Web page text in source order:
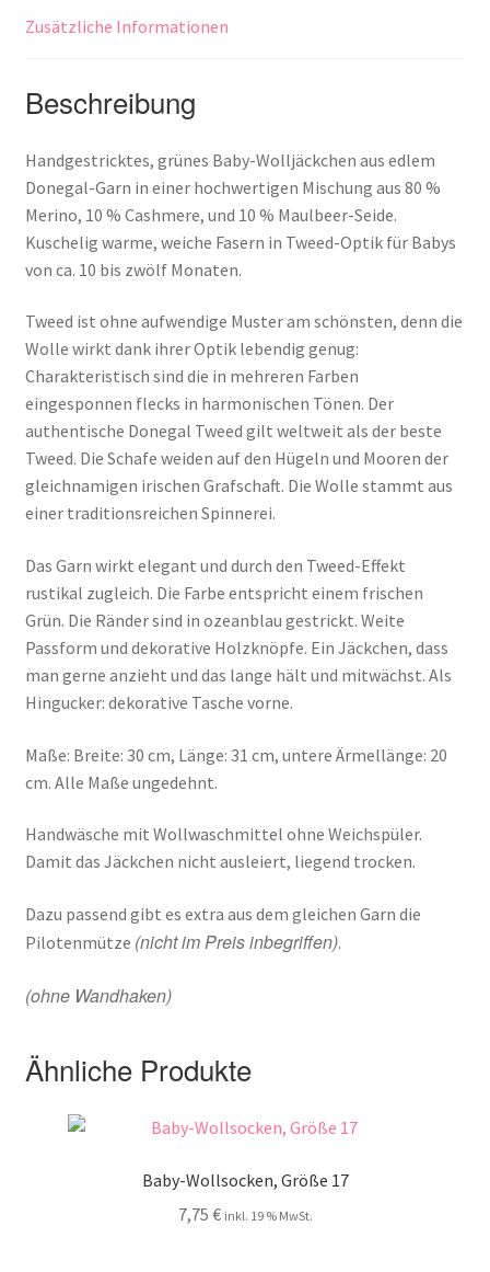
Zusätzliche Informationen
Beschreibung
Handgestricktes, grünes Baby-Wolljäckchen aus edlem
Donegal-Garn in einer hochwertigen Mischung aus 80 %
Merino, 10 % Cashmere, und 10 % Maulbeer-Seide.
Kuschelig warme, weiche Fasern in Tweed-Optik für Babys
von ca. 10 bis zwölf Monaten.
Tweed ist ohne aufwendige Muster am schönsten, denn die
Wolle wirkt dank ihrer Optik lebendig genug:
Charakteristisch sind die in mehreren Farben
eingesponnen flecks in harmonischen Tönen. Der
authentische Donegal Tweed gilt weltweit als der beste
Tweed. Die Schafe weiden auf den Hügeln und Mooren der
gleichnamigen irischen Grafschaft. Die Wolle stammt aus
einer traditionsreichen Spinnerei.
Das Garn wirkt elegant und durch den Tweed-Effekt
rustikal zugleich. Die Farbe entspricht einem frischen
Grün. Die Ränder sind in ozeanblau gestrickt. Weite
Passform und dekorative Holzknöpfe. Ein Jäckchen, dass
man gerne anzieht und das lange hält und mitwächst. Als
Hingucker: dekorative Tasche vorne.
Maße: Breite: 30 cm, Länge: 31 cm, untere Ärmellänge: 20
cm. Alle Maße ungedehnt.
Handwäsche mit Wollwaschmittel ohne Weichspüler.
Damit das Jäckchen nicht ausleiert, liegend trocken.
Dazu passend gibt es extra aus dem gleichen Garn die
Pilotenmütze (nicht im Preis inbegriffen).
(ohne Wandhaken)
Ähnliche Produkte
Baby-Wollsocken, Größe 17
7,75 € inkl. 19 % MwSt.